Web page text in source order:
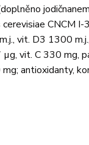
CNCM
vit. D3 1300
vit. C 330 mg,
antioxidanty,